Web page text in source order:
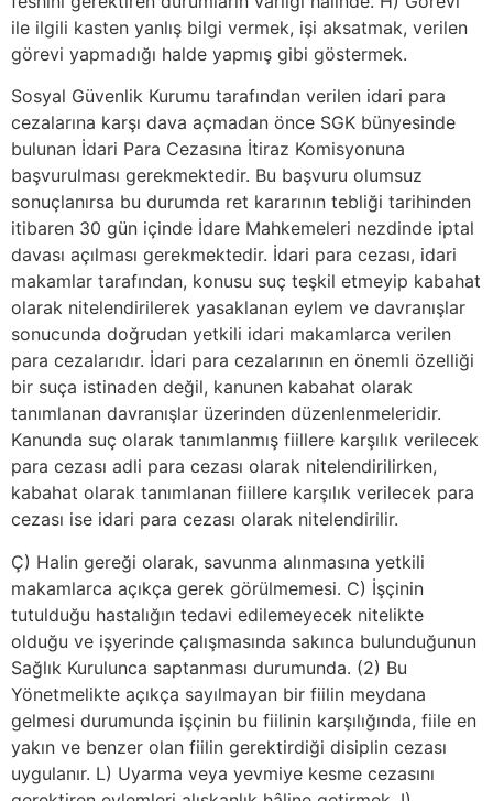
ile ilgili kasten yanlış bilgi vermek, işi aksatmak, verilen
görevi yapmadığı halde yapmış gibi göstermek.
Sosyal Güvenlik Kurumu tarafından verilen idari para
cezalarına karşı dava açmadan önce SGK bünyesinde
bulunan İdari Para Cezasına İtiraz Komisyonuna
başvurulması gerekmektedir. Bu başvuru olumsuz
sonuçlanırsa bu durumda ret kararının tebliği tarihinden
itibaren 30 gün içinde İdare Mahkemeleri nezdinde iptal
davası açılması gerekmektedir. İdari para cezası, idari
makamlar tarafından, konusu suç teşkil etmeyip kabahat
olarak nitelendirilerek yasaklanan eylem ve davranışlar
sonucunda doğrudan yetkili idari makamlarca verilen
para cezalarıdır. İdari para cezalarının en önemli özelliği
bir suça istinaden değil, kanunen kabahat olarak
tanımlanan davranışlar üzerinden düzenlenmeleridir.
Kanunda suç olarak tanımlanmış fiillere karşılık verilecek
para cezası adli para cezası olarak nitelendirilirken,
kabahat olarak tanımlanan fiillere karşılık verilecek para
cezası ise idari para cezası olarak nitelendirilir.
Ç) Halin gereği olarak, savunma alınmasına yetkili
makamlarca açıkça gerek görülmemesi. C) İşçinin
tutulduğu hastalığın tedavi edilemeyecek nitelikte
olduğu ve işyerinde çalışmasında sakınca bulunduğunun
Sağlık Kurulunca saptanması durumunda. (2) Bu
Yönetmelikte açıkça sayılmayan bir fiilin meydana
gelmesi durumunda işçinin bu fiilinin karşılığında, fiile en
yakın ve benzer olan fiilin gerektirdiği disiplin cezası
uygulanır. L) Uyarma veya yevmiye kesme cezasını